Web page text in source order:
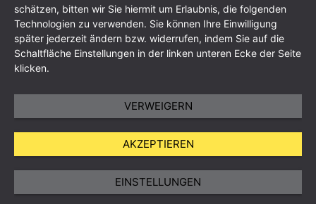
schätzen, bitten wir Sie hiermit um Erlaubnis, die folgenden
Technologien zu verwenden. Sie können Ihre Einwilligung
später jederzeit ändern bzw. widerrufen, indem Sie auf die
Schaltfläche Einstellungen in der linken unteren Ecke der Seite
klicken.
VERWEIGERN
AKZEPTIEREN
EINSTELLUNGEN